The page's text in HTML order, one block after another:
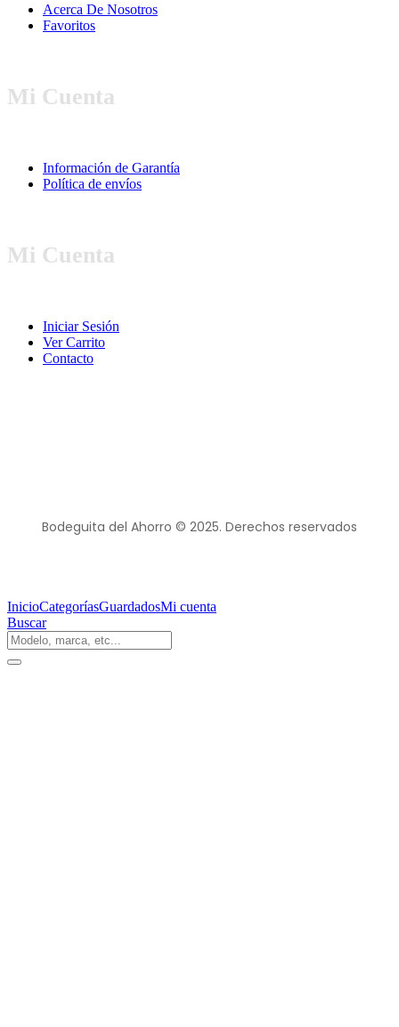
Acerca De Nosotros
Favoritos
Mi Cuenta
Información de Garantía
Política de envíos
Mi Cuenta
Iniciar Sesión
Ver Carrito
Contacto
Bodeguita del Ahorro © 2025. Derechos reservados
InicioCategoríasGuardadosMi cuenta
Buscar